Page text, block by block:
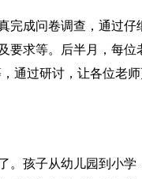
完成问卷调查，通过仔
要求等。后半月，每位
通过研讨，让各位老
。孩子从幼儿园到小学